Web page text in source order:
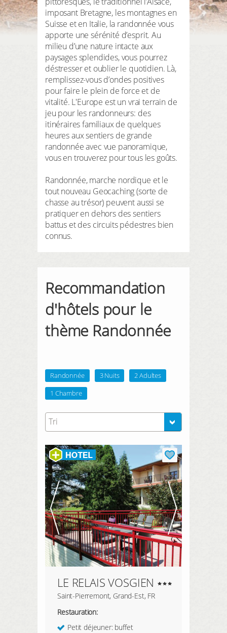
INSCRIVEZ-VOUS ICI
mes données
mes réservations
mes produits
mon bloc notes
Mes intérêts
LOGIN
imposant Bretagne, les montagnes en
Suisse et en Italie, la randonnée vous
apporte une sérénité d’esprit. Au
milieu d’une nature intacte aux
paysages splendides, vous pourrez
déstresser et oublier le quotidien. Là,
remplissez-vous d’ondes positives
pour faire le plein de force et de
vitalité. L'Europe est un vrai terrain de
jeu pour les randonneurs: des
itinéraires familiaux de quelques
heures aux sentiers de grande
randonnée avec vue panoramique,
vous en trouverez pour tous les goûts.
Randonnée, marche nordique et le
tout nouveau Geocaching (sorte de
chasse au trésor) peuvent aussi se
pratiquer en dehors des sentiers
battus et des circuits pédestres bien
connus.
Recommandation
d'hôtels pour le
thème Randonnée
Randonnée 3 Nuits
2 Adultes
1 Chambre
Tri
LE RELAIS VOSGIEN
Saint-Pierremont, Grand-Est, FR
Restauration:
Petit déjeuner: buffet